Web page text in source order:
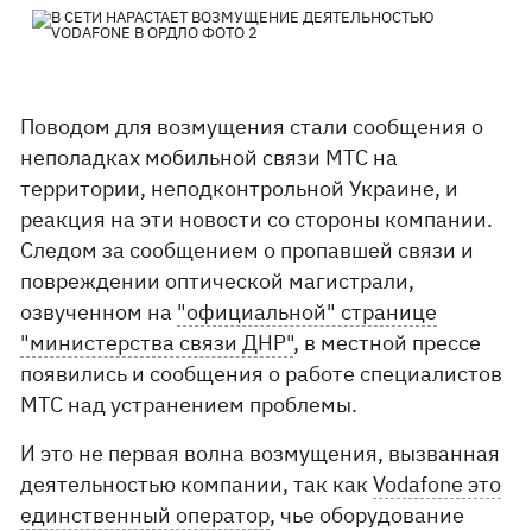
Поводом для возмущения стали сообщения о
неполадках мобильной связи МТС на
территории, неподконтрольной Украине, и
реакция на эти новости со стороны компании.
Следом за сообщением о пропавшей связи и
повреждении оптической магистрали,
озвученном на "официальной" странице
"министерства связи ДНР", в местной прессе
появились и сообщения о работе специалистов
МТС над устранением проблемы.
И это не первая волна возмущения, вызванная
деятельностью компании, так какVodafone это
единственный оператор, чье оборудование